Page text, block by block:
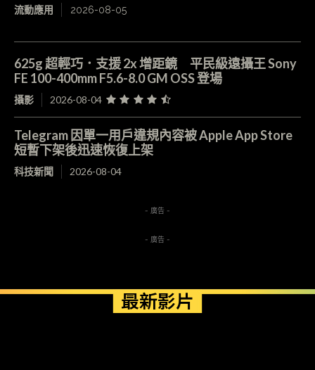
流動應用 2026-08-05
625g 超輕巧．支援 2x 增距鏡 平民級遠攝王 Sony
FE 100-400mm F5.6-8.0 GM OSS 登場
攝影 2026-08-04
Telegram 因單一用戶違規內容被 Apple App Store
短暫下架後迅速恢復上架
科技新聞 2026-08-04
- 廣告 -
- 廣告 -
最新影片